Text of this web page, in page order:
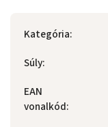
Kategória:
Súly:
EAN
vonalkód: